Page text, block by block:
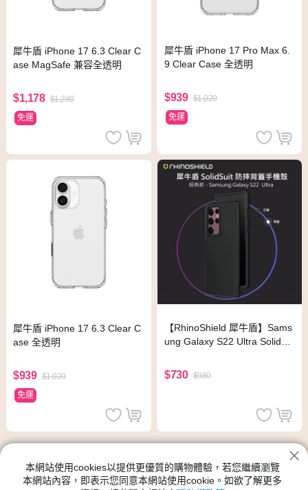
犀牛盾 iPhone 17 6.3 Clear C
ase MagSafe 兼容全透明
$1,178 $1,280
免運
犀牛盾 iPhone 17 Pro Max 6.
9 Clear Case 全透明
$939 $1,020
免運
犀牛盾 iPhone 17 6.3 Clear C
ase 全透明
$939 $1,020
免運
【RhinoShield 犀牛盾】Sams
ung Galaxy S22 Ultra SolidSu
典
$730 $980
神腦生活的犀牛盾 優質防摔殼館別提供各種類型、尺寸規格、功
能、顏色的產品,犀牛盾 優質防摔殼的新品與優惠商品都在神腦生活
本網站使用cookies以提供更優質的購物體驗，若您繼續瀏覽
本網站內容，即表示您同意本網站使用cookie。如欲了解更多